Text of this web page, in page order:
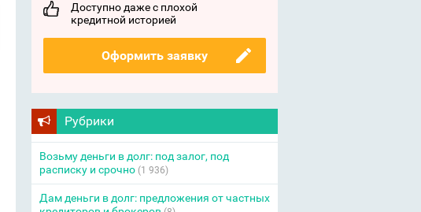
Доступно даже с плохой
кредитной историей
Оформить заявку
Рубрики
Возьму деньги в долг: под залог, под
расписку и срочно(1 936)
Дам деньги в долг: предложения от частных